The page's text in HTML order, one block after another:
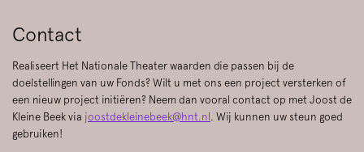
Contact
Realiseert Het Nationale Theater waarden die passen bij de
doelstellingen van uw Fonds? Wilt u met ons een project versterken of
een nieuw project initiëren? Neem dan vooral contact op met Joost de
Kleine Beek via joostdekleinebeek@hnt.nl . Wij kunnen uw steun goed
gebruiken!